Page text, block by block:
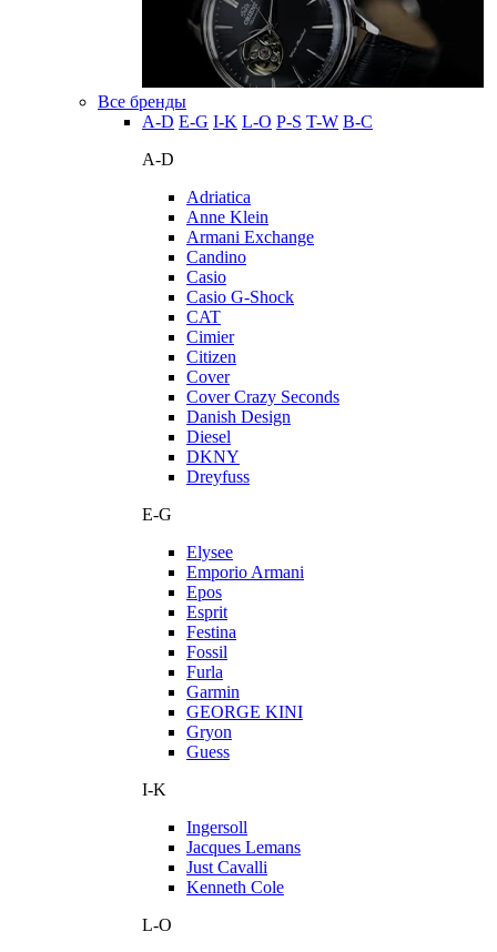
Все бренды
A-D E-G I-K L-O P-S T-W В-С
A-D
Adriatica
Anne Klein
Armani Exchange
Candino
Casio
Casio G-Shock
CAT
Cimier
Citizen
Cover
Cover Crazy Seconds
Danish Design
Diesel
DKNY
Dreyfuss
E-G
Elysee
Emporio Armani
Epos
Esprit
Festina
Fossil
Furla
Garmin
GEORGE KINI
Gryon
Guess
I-K
Ingersoll
Jacques Lemans
Just Cavalli
Kenneth Cole
L-O